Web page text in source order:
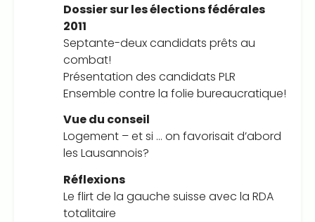
Dossier sur les élections fédérales
2011
Septante-deux candidats prêts au
combat!
Présentation des candidats PLR
Ensemble contre la folie bureaucratique!
Vue du conseil
Logement – et si … on favorisait d’abord
les Lausannois?
Réflexions
Le flirt de la gauche suisse avec la RDA
totalitaire